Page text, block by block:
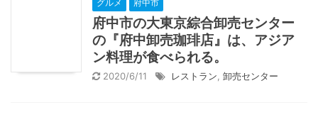
グルメ 府中市
府中市の大東京綜合卸売センター
の『府中卸売珈琲店』は、アジア
ン料理が食べられる。
2020/6/11 レストラン 卸売センター